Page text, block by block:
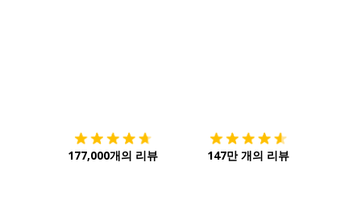
177,000개의 리뷰 147만 개의 리뷰